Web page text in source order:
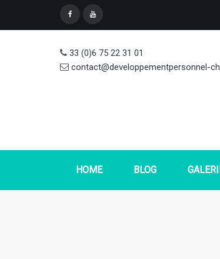
33 (0)6 75 22 31 01
contact@developpementpersonnel-
HOME BLOG